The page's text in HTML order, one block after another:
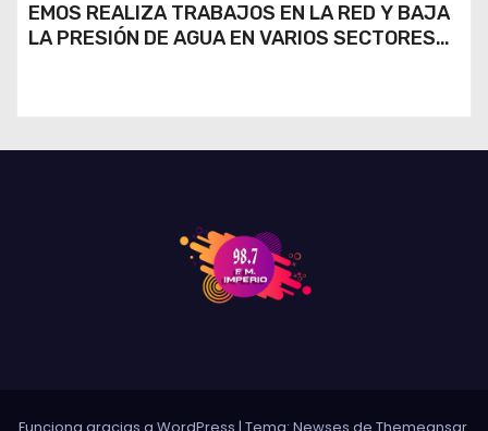
EMOS REALIZA TRABAJOS EN LA RED Y BAJA
LA PRESIÓN DE AGUA EN VARIOS SECTORES
Funciona gracias a WordPress | Tema: Newses de Themeansar.